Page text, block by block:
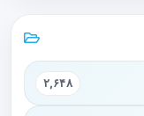
۲,۶۴۸